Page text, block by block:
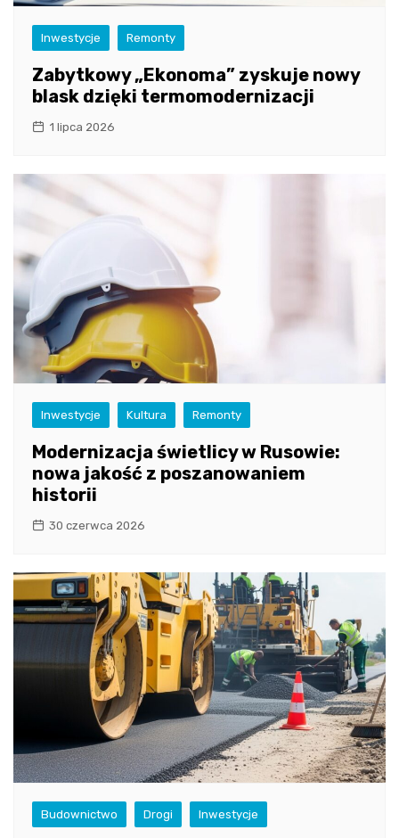
Inwestycje Remonty
Zabytkowy „Ekonoma” zyskuje nowy
blask dzięki termomodernizacji
1 lipca 2026
Inwestycje Kultura Remonty
Modernizacja świetlicy w Rusowie:
nowa jakość z poszanowaniem
historii
30 czerwca 2026
Budownictwo Drogi Inwestycje